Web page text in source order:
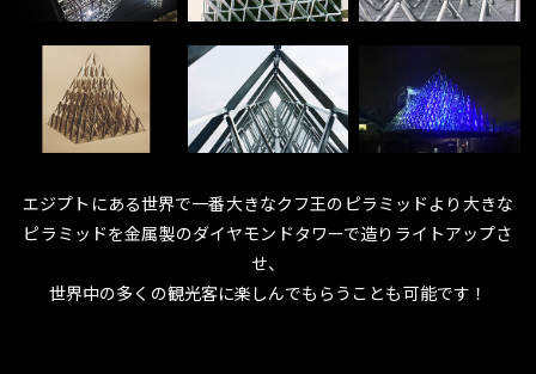
エジプトにある世界で一番大きなクフ王のピラミッドより大きな
ピラミッドを金属製のダイヤモンドタワーで造りライトアップさ
せ、
世界中の多くの観光客に楽しんでもらうことも可能です！